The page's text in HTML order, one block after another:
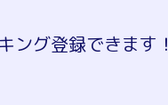
ング登録できます！